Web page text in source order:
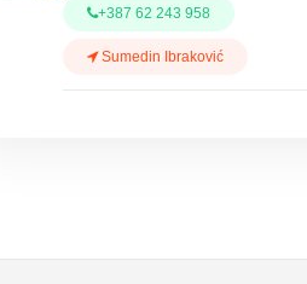
+387 62 243 958
Sumedin Ibraković